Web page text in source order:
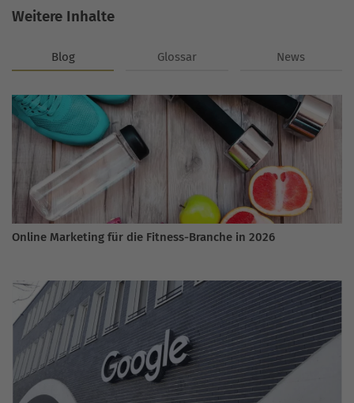
Weitere Inhalte
Blog Glossar News
Online Marketing für die Fitness-Branche in 2026